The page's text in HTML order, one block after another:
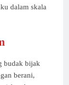
dalam skala
budak bijak
berani,